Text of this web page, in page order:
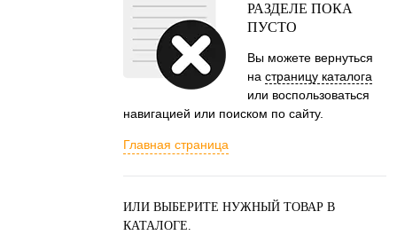
РАЗДЕЛЕ ПОКА
ПУСТО
Вы можете вернуться
на страницу каталога
или воспользоваться
навигацией или поиском по сайту.
Главная страница
ИЛИ ВЫБЕРИТЕ НУЖНЫЙ ТОВАР В
КАТАЛОГЕ.